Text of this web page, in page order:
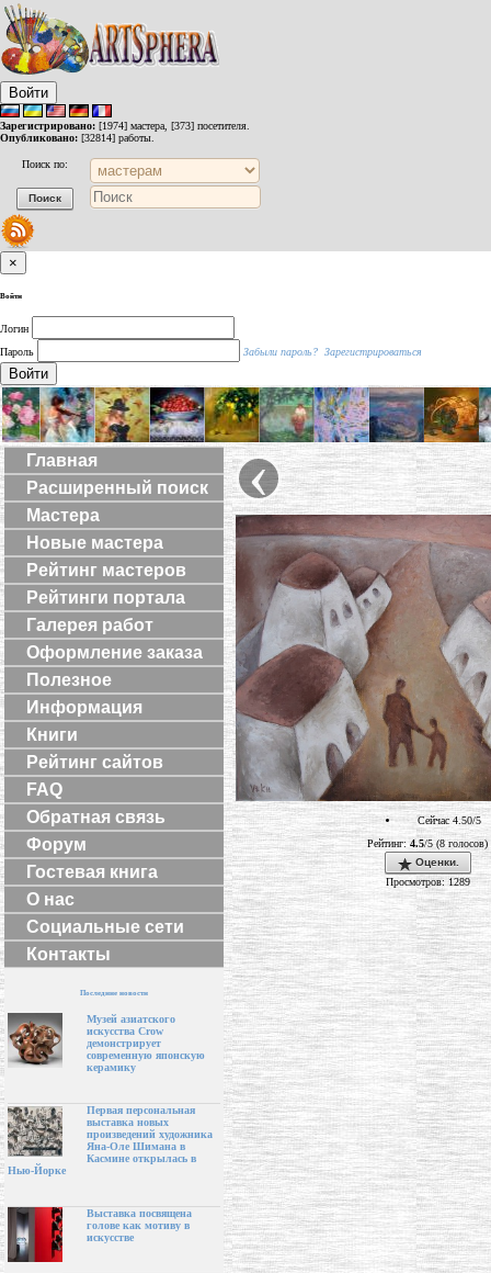
Войти
Зарегистрировано: [1974] мастера, [373] посетителя.
Опубликовано: [32814] работы.
Поиск по:
×
Войти
Логин
Пароль
Забыли пароль? Зарегистрироваться
Войти
Главная
Расширенный поиск
Мастера
Новые мастера
Рейтинг мастеров
Рейтинги портала
Галерея работ
Оформление заказа
Полезное
Информация
Книги
Рейтинг сайтов
FAQ
Обратная связь
Форум
Гостевая книга
О нас
Социальные сети
Контакты
Последние новости
Музей азиатского
искусства Crow
демонстрирует
современную японскую
керамику
Первая персональная
выставка новых
произведений художника
Яна-Оле Шимана в
Касмине открылась в
Нью-Йорке
Выставка посвящена
голове как мотиву в
искусстве
‹
Сейчас 4.50/5
Рейтинг:4.5/5 (8 голосов)
Оценки.
Просмотров: 1289